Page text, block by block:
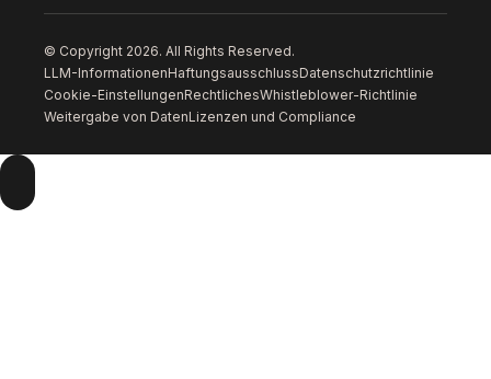
© Copyright 2026. All Rights Reserved.
LLM-InformationenHaftungsausschlussDatenschutzrichtlinie
Cookie-EinstellungenRechtlichesWhistleblower-Richtlinie
Weitergabe von DatenLizenzen und Compliance